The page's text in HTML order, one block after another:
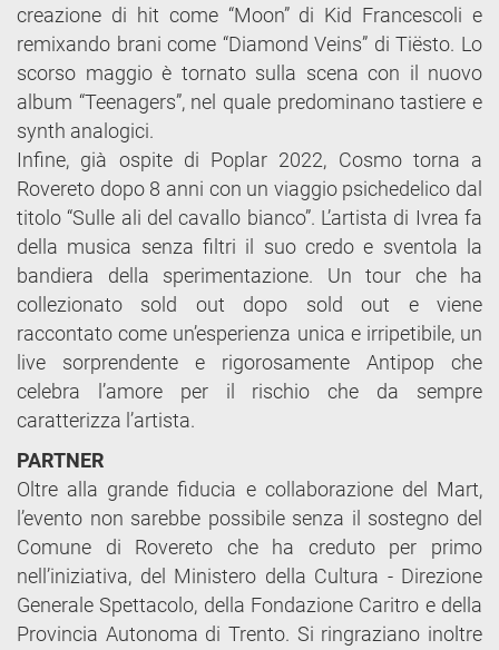
creazione di hit come “Moon” di Kid Francescoli e
remixando brani come “Diamond Veins” di Tiësto. Lo
scorso maggio è tornato sulla scena con il nuovo
album “Teenagers”, nel quale predominano tastiere e
synth analogici.
Infine, già ospite di Poplar 2022, Cosmo torna a
Rovereto dopo 8 anni con un viaggio psichedelico dal
titolo “Sulle ali del cavallo bianco”. L’artista di Ivrea fa
della musica senza filtri il suo credo e sventola la
bandiera della sperimentazione. Un tour che ha
collezionato sold out dopo sold out e viene
raccontato come un’esperienza unica e irripetibile, un
live sorprendente e rigorosamente Antipop che
celebra l’amore per il rischio che da sempre
caratterizza l’artista.
PARTNER
Oltre alla grande fiducia e collaborazione del Mart,
l’evento non sarebbe possibile senza il sostegno del
Comune di Rovereto che ha creduto per primo
nell’iniziativa, del Ministero della Cultura - Direzione
Generale Spettacolo, della Fondazione Caritro e della
Provincia Autonoma di Trento. Si ringraziano inoltre